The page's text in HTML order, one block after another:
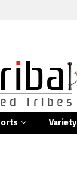
Variety